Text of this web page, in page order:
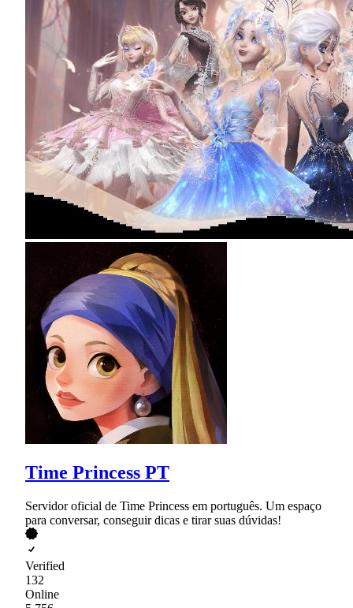
Time Princess PT
Servidor oficial de Time Princess em português. Um espaço
para conversar, conseguir dicas e tirar suas dúvidas!
Verified
132
Online